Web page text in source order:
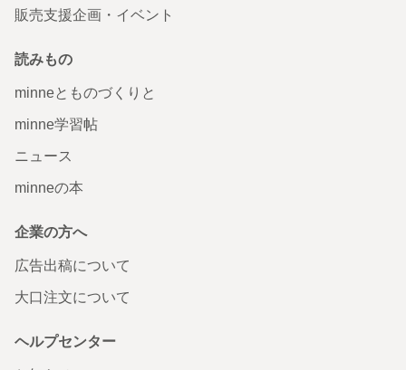
販売支援企画・イベント
読みもの
minneとものづくりと
minne学習帖
ニュース
minneの本
企業の方へ
広告出稿について
大口注文について
ヘルプセンター